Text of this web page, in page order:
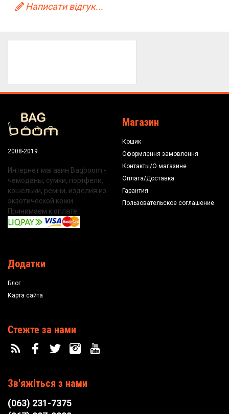
Написати відгук...
2008-2019
Интернет магазин Bagboom -
чемоданы, сумки, портфели,
кошельки, ремни, изделия из
экзотической кожи.
Принимаем к оплате:
Магазин
Кошик
Оформлення замовлення
Контакты/О магазине
Оплата/Доставка
Гарантия
Пользовательское соглашение
Додатки
Блог
Карта сайта
Стежте за нами
Зв'яжіться з нами
(063) 231-7375